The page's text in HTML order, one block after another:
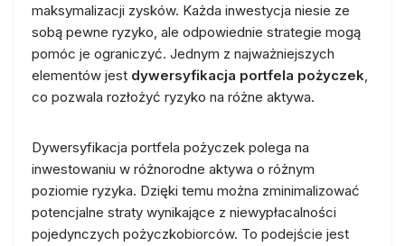
maksymalizacji zysków. Każda inwestycja niesie ze
sobą pewne ryzyko, ale odpowiednie strategie mogą
pomóc je ograniczyć. Jednym z najważniejszych
elementów jest dywersyfikacja portfela pożyczek,
co pozwala rozłożyć ryzyko na różne aktywa.
Dywersyfikacja portfela pożyczek polega na
inwestowaniu w różnorodne aktywa o różnym
poziomie ryzyka. Dzięki temu można zminimalizować
potencjalne straty wynikające z niewypłacalności
pojedynczych pożyczkobiorców. To podejście jest